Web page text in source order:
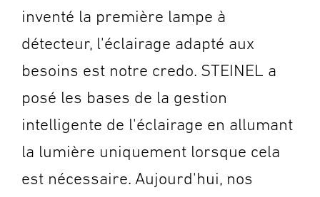
inventé la première lampe à
détecteur, l'éclairage adapté aux
besoins est notre credo. STEINEL a
posé les bases de la gestion
intelligente de l'éclairage en allumant
la lumière uniquement lorsque cela
est nécessaire. Aujourd'hui, nos